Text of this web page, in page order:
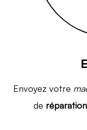
Envoyez votre
de